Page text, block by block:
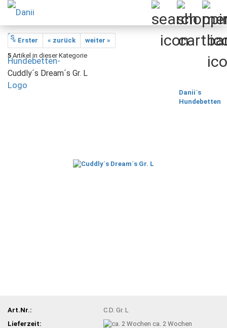
« Erster « zurück
weiter »
5 Artikel in dieser Kategorie
Cuddly´s Dream´s Gr. L
Danii´s
Hundebetten
Art.Nr.:
C.D. Gr. L
Lieferzeit:
ca. 2 Wochen